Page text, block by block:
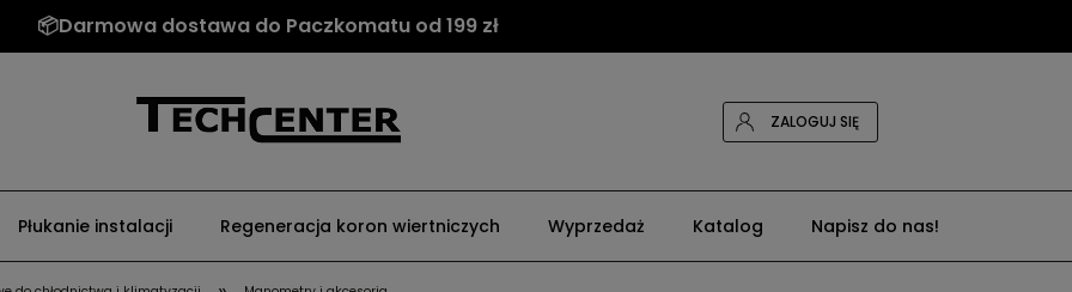
tego czego szukasz? Napisz do nas: sklep@techcenter.pl
ZALOGUJ SIĘ
Płukanie instalacji Regeneracja koron wiertniczych Wyprzedaż Katalog Napisz do nas!